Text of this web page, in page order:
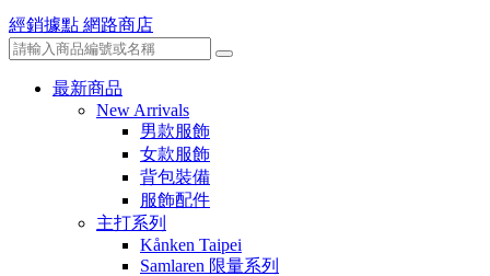
經銷據點 網路商店
最新商品
New Arrivals
男款服飾
女款服飾
背包裝備
服飾配件
主打系列
Kånken Taipei
Samlaren 限量系列